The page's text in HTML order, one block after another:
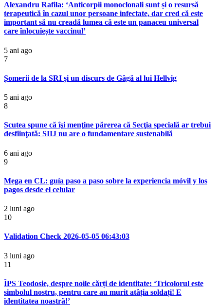
Alexandru Rafila: ‘Anticorpii monoclonali sunt și o resursă
terapeutică în cazul unor persoane infectate, dar cred că este
important să nu creadă lumea că este un panaceu universal
care înlocuiește vaccinul’
5 ani ago
7
Șomerii de la SRI și un discurs de Gâgă al lui Hellvig
5 ani ago
8
Scutea spune că îşi menţine părerea că Secţia specială ar trebui
desfiinţată: SIIJ nu are o fundamentare sustenabilă
6 ani ago
9
Mega en CL: guía paso a paso sobre la experiencia móvil y los
pagos desde el celular
2 luni ago
10
Validation Check 2026-05-05 06:43:03
3 luni ago
11
ÎPS Teodosie, despre noile cărți de identitate: ‘Tricolorul este
simbolul nostru, pentru care au murit atâția soldați! E
identitatea noastră!’